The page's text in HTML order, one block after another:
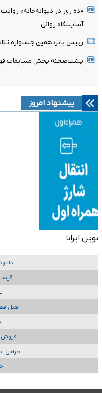
«ده روز در دیوانه‌خانه»
آسایشگاه روانی
رییس پانزدهمین جشنواره
پشت‌صحنه پخش مسابقات فوتبال جام
پیشنهاد امروز
نوین ایرانا
قیمت
هتل
فروش
طراحی